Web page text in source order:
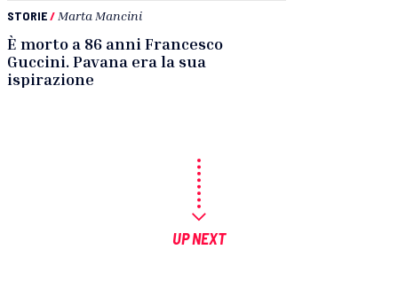
STORIE/ Marta Mancini
È morto a 86 anni Francesco
Guccini. Pavana era la sua
ispirazione
UP NEXT